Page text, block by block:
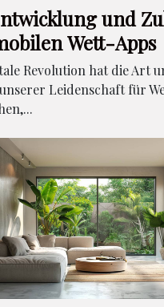
und
Wett-Apps
Revolution hat die Art
Leidenschaft für